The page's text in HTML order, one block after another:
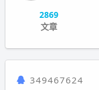
2869
文章
349467624